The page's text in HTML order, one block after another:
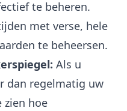
te beheren.
met verse, hele
te beheersen.
Als u
dan regelmatig uw
zien hoe